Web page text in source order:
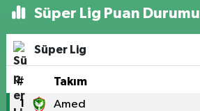
Süper Lig Puan Durumu
Süper Lig
# Takım
1 Amed